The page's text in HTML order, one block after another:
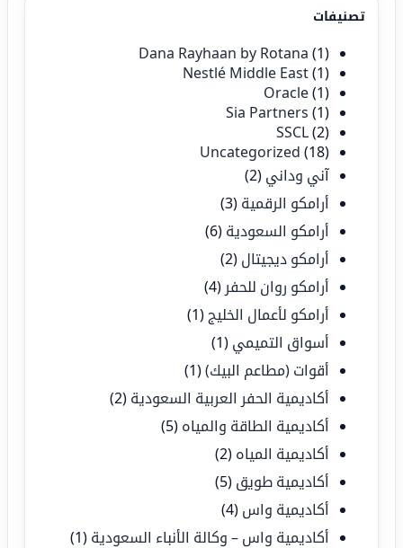
تصنيفات
Dana Rayhaan by Rotana (1)
Nestlé Middle East(1)
Oracle(1)
Sia Partners (1)
SSCL(2)
Uncategorized (18)
آني وداني (2)
أرامكو الرقمية (3)
أرامكو السعودية (6)
أرامكو ديجيتال (2)
أرامكو روان للحفر (4)
أرامكو لأعمال الخليج (1)
أسواق التميمي (1)
أقوات (مطاعم البيك)(1)
أكاديمية الحفر العربية السعودية (2)
أكاديمية الطاقة والمياه (5)
أكاديمية المياه (2)
أكاديمية طويق (5)
أكاديمية واس (4)
أكاديمية واس – وكالة الأنباء السعودية (1)